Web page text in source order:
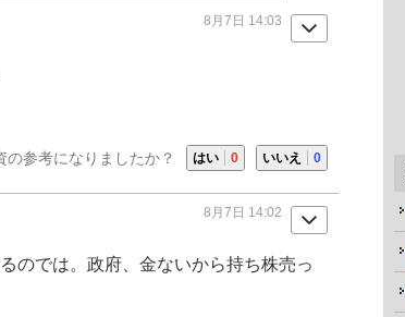
8月7日 14:03
の参考になりましたか？ はい 0 いいえ 0
8月7日 14:02
のでは。政府、金ないから持ち株売っ